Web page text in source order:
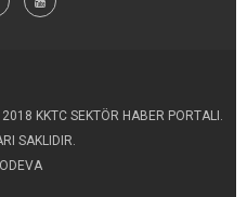
KKTC SEKTÖR HABER PORTALI.
SAKLIDIR.